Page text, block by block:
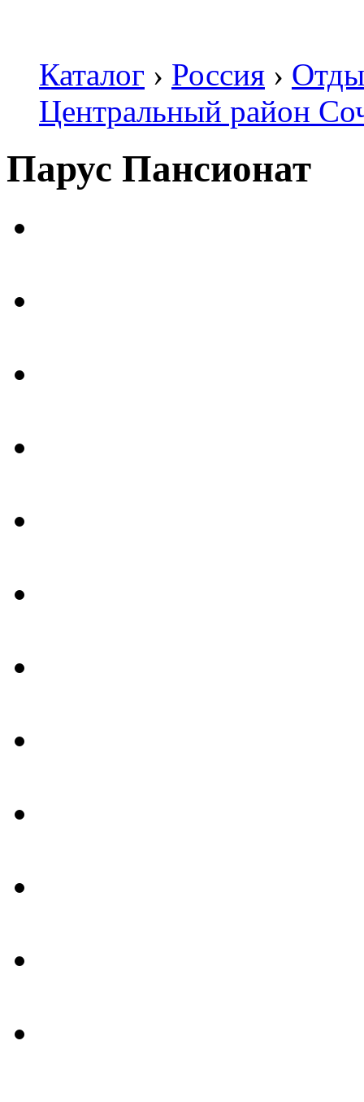
Каталог › Россия ›
Центральный район
Парус Пансионат